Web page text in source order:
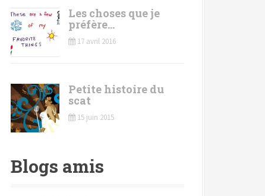
Les choses que je
préfère…
17 avril 2016
Petite histoire du
scat
15 juin 2015
Blogs amis